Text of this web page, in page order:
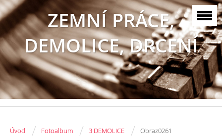
ZEMNÍ PRÁCE,
DEMOLICE, DRCENÍ
Úvod / Fotoalbum / 3 DEMOLICE / Obraz0261